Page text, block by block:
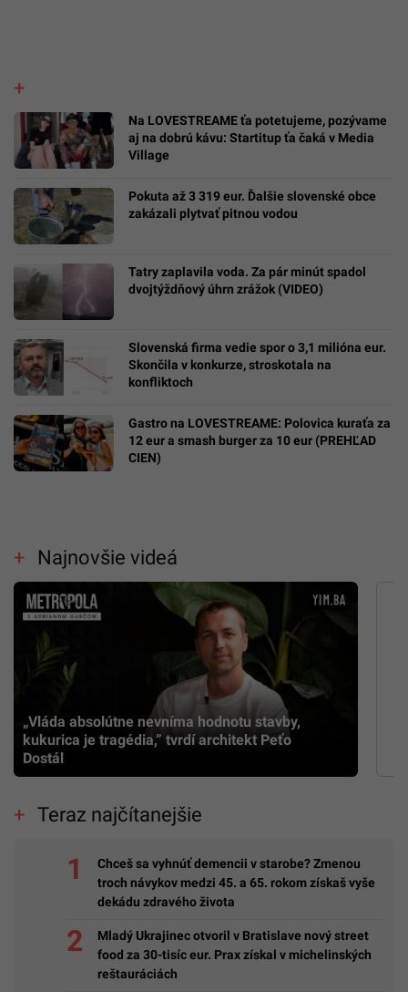
Na LOVESTREAME ťa potetujeme, pozývame
aj na dobrú kávu: Startitup ťa čaká v Media
Village
Pokuta až 3 319 eur. Ďalšie slovenské obce
zakázali plytvať pitnou vodou
Tatry zaplavila voda. Za pár minút spadol
dvojtýždňový úhrn zrážok (VIDEO)
Slovenská firma vedie spor o 3,1 milióna eur.
Skončila v konkurze, stroskotala na
konfliktoch
Gastro na LOVESTREAME: Polovica kuraťa za
12 eur a smash burger za 10 eur (PREHĽAD
CIEN)
Najnovšie videá
„Vláda absolútne nevníma hodnotu stavby,
kukurica je tragédia,” tvrdí architekt Peťo
Dostál
Teraz najčítanejšie
Chceš sa vyhnúť demencii v starobe? Zmenou
troch návykov medzi 45. a 65. rokom získaš vyše
dekádu zdravého života
Mladý Ukrajinec otvoril v Bratislave nový street
food za 30-tisíc eur. Prax získal v michelinských
reštauráciách